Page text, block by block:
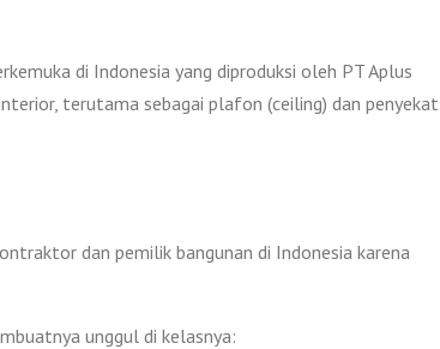
di Indonesia yang diproduksi oleh PT Aplus
terutama sebagai plafon (ceiling) dan penyekat
dan pemilik bangunan di Indonesia karena
unggul di kelasnya: